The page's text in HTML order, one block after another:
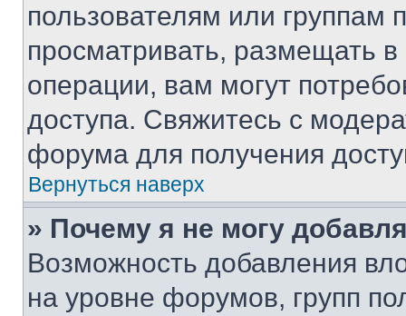
пользователям или группам
просматривать, размещать
операции, вам могут
доступа. Свяжитесь с
форума для получения
Вернуться наверх
» Почему я не могу
Возможность добавления
на уровне форумов, групп